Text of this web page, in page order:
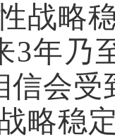
战略
3年乃
信会
略稳